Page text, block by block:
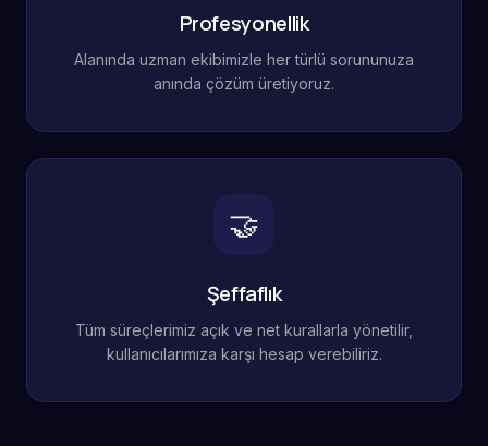
Profesyonellik
Alanında uzman ekibimizle her türlü sorununuza
anında çözüm üretiyoruz.
🤝
Şeffaflık
Tüm süreçlerimiz açık ve net kurallarla yönetilir,
kullanıcılarımıza karşı hesap verebiliriz.